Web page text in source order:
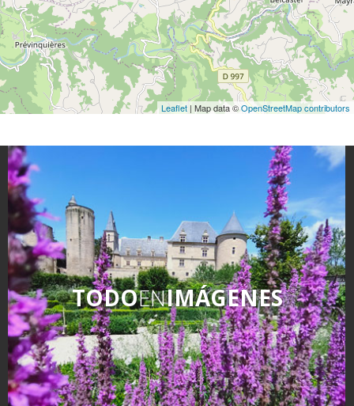
Leaflet | Map data ©OpenStreetMap contributors
TODOENIMÁGENES